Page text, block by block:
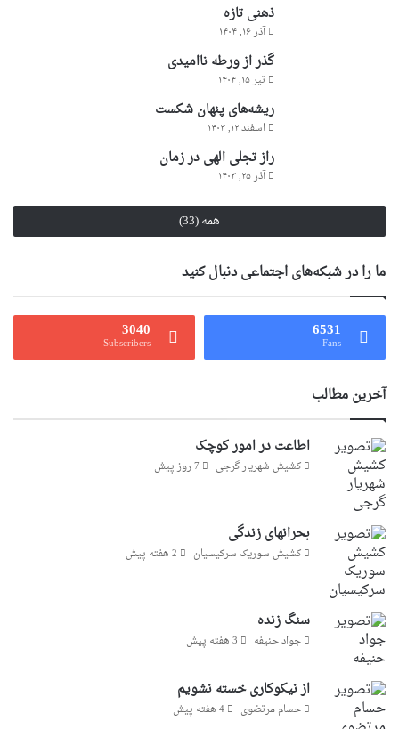
ذهنی تازه
آذر ۱۶, ۱۴۰۴
گذر از ورطه ناامیدی
تیر ۱۵, ۱۴۰۴
ریشه‌های پنهان شکست
اسفند ۱۲, ۱۴۰۳
راز تجلی الهی در زمان
آذر ۲۵, ۱۴۰۳
همه (33)
ما را در شبکه‌های اجتماعی دنبال کنید
6531
Fans
3040
Subscribers
آخرین مطالب
اطاعت در امور کوچک
کشیش شهریار گرجى 7 روز پیش
بحرانهای زندگی
کشیش سوریک سرکیسیان 2 هفته پیش
سنگ زنده
جواد حنیفه 3 هفته پیش
از نیکوکاری خسته نشویم
حسام مرتضوی 4 هفته پیش